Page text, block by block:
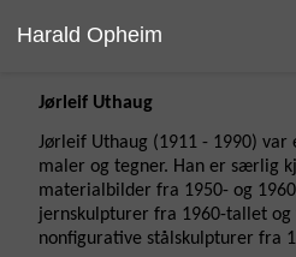
Harald Opheim
Jørleif Uthaug
Jørleif Uthaug (1911 - 1990) var
maler og tegner. Han er særlig
materialbilder fra 1950- og
jernskulpturer fra 1960-tallet og
nonfigurative stålskulpturer fra